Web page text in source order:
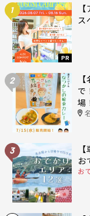
1
PR
ス
2
で
場
3
お
お